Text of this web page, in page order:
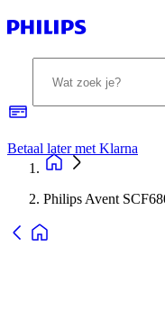
Betaal later met Klarna
Philips Avent